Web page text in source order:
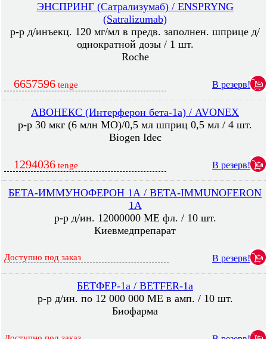
ЭНСПРИНГ (Сатрализумаб) / ENSPRYNG
(Satralizumab)
р-р д/инъекц. 120 мг/мл в предв. заполнен. шприце д/
однократной дозы / 1 шт.
Roche
6657596 tenge В резерв!
АВОНЕКС (Интерферон бета-1а) / AVONEX
р-р 30 мкг (6 млн МО)/0,5 мл шприц 0,5 мл / 4 шт.
Biogen Idec
1294036 tenge В резерв!
БЕТА-ИММУНОФЕРОН 1А / BETA-IMMUNOFERON
1A
р-р д/ин. 12000000 МЕ фл. / 10 шт.
Киевмедпрепарат
Доступно под заказ В резерв!
БЕТФЕР-1а / BETFER-1a
р-р д/ин. по 12 000 000 МЕ в амп. / 10 шт.
Биофарма